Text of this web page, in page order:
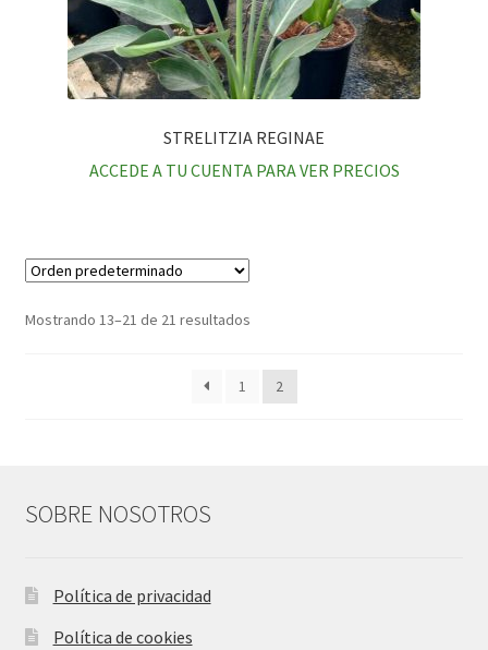
STRELITZIA REGINAE
ACCEDE A TU CUENTA PARA VER PRECIOS
Mostrando 13–21 de 21 resultados
1 2
SOBRE NOSOTROS
Política de privacidad
Política de cookies